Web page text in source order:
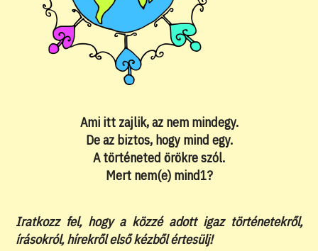
Ami itt zajlik, az nem mindegy.
De az biztos, hogy mind egy.
A történeted örökre szól.
Mert nem(e) mind1?
Iratkozz fel, hogy a közzé adott igaz történetekről,
írásokról, hírekről első kézből értesülj!